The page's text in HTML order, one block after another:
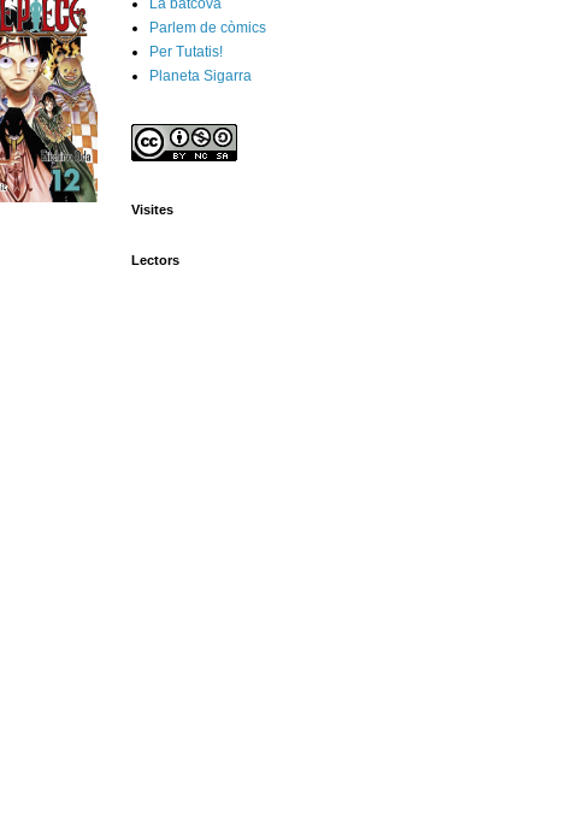
La batcova
Parlem de còmics
Per Tutatis!
Planeta Sigarra
Visites
Lectors